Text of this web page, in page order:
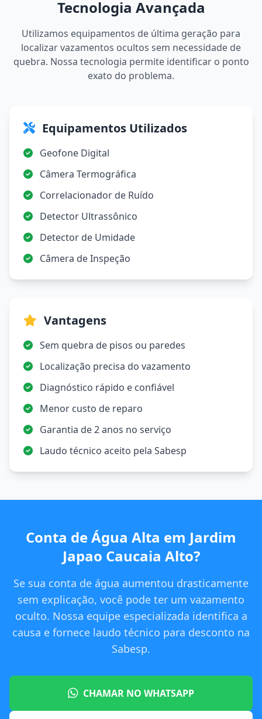
Tecnologia Avançada
Utilizamos equipamentos de última geração para
localizar vazamentos ocultos sem necessidade de
quebra. Nossa tecnologia permite identificar o ponto
exato do problema.
Equipamentos Utilizados
Geofone Digital
Câmera Termográfica
Correlacionador de Ruído
Detector Ultrassônico
Detector de Umidade
Câmera de Inspeção
Vantagens
Sem quebra de pisos ou paredes
Localização precisa do vazamento
Diagnóstico rápido e confiável
Menor custo de reparo
Garantia de 2 anos no serviço
Laudo técnico aceito pela Sabesp
Conta de Água Alta em Jardim
Japao Caucaia Alto?
Se sua conta de água aumentou drasticamente
sem explicação, você pode ter um vazamento
oculto. Nossa equipe especializada identifica a
causa e fornece laudo técnico para desconto na
Sabesp.
CHAMAR NO WHATSAPP